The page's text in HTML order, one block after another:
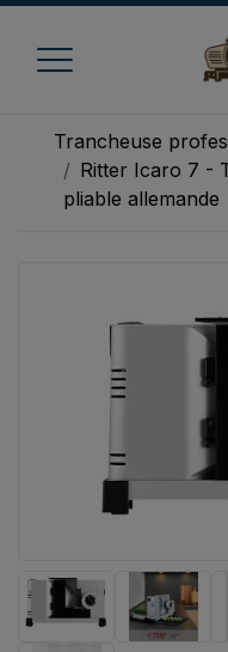
Accueil
Trancheuse à pain
Trancheuse à viande
Trancheuse à légume
Trancheuse
Trancheuse
Ritter Icaro 7 -
pliable allemande